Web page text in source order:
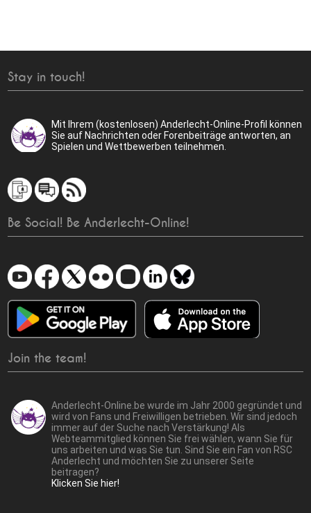
Stay in touch!
Mit Ihrem (kostenlosen) Anderlecht-Online-Profil können
Sie auf Nachrichten oder Forenbeiträge antworten, an
Spielen und Wettbewerben teilnehmen.
Be Social! Be Anderlecht-Online!
Join the team!
Anderlecht-Online.be wurde im Jahr 2000 gegründet und
wird von Fans und Freiwilligen betrieben. Wir sind jedoch
immer auf der Suche nach Verstärkung! Als
Webteammitglied können Sie frei wählen, wann Sie für
uns arbeiten und was Sie tun. Sind Sie ein Fan von RSC
Anderlecht und möchten Sie zu unserer Seite
beitragen?
Klicken Sie hier!